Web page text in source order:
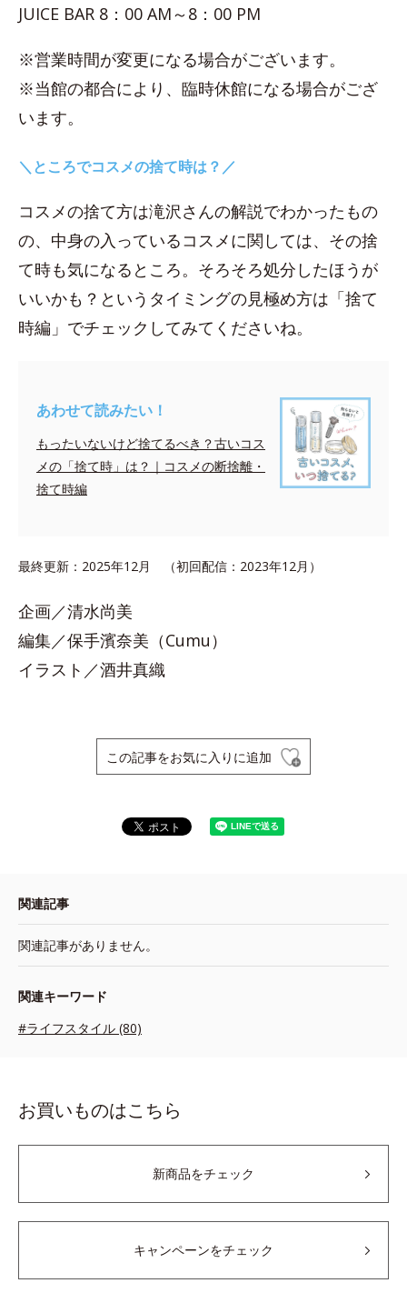
JUICE BAR 8：00 AM～8：00 PM
※営業時間が変更になる場合がございます。
※当館の都合により、臨時休館になる場合がござ
います。
＼ところでコスメの捨て時は？／
コスメの捨て方は滝沢さんの解説でわかったもの
の、中身の入っているコスメに関しては、その捨
て時も気になるところ。そろそろ処分したほうが
いいかも？というタイミングの見極め方は「捨て
時編」でチェックしてみてくださいね。
あわせて読みたい！
もったいないけど捨てるべき？古いコス
メの「捨て時」は？｜コスメの断捨離・
捨て時編
最終更新：2025年12月 （初回配信：2023年12月）
企画／清水尚美
編集／保手濱奈美（Cumu）
イラスト／酒井真織
この記事をお気に入りに追加
関連記事
関連記事がありません。
関連キーワード
#ライフスタイル (80)
お買いものはこちら
新商品をチェック
キャンペーンをチェック